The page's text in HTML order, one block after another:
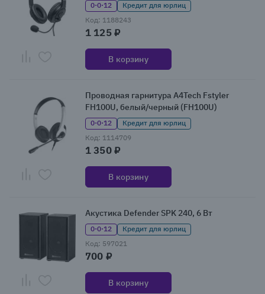
0·0·12
Кредит для юрлиц
Код: 1188243
1 125 ₽
В корзину
Проводная гарнитура A4Tech Fstyler
FH100U, белый/черный (FH100U)
0·0·12
Кредит для юрлиц
Код: 1114709
1 350 ₽
В корзину
Акустика Defender SPK 240, 6 Вт
0·0·12
Кредит для юрлиц
Код: 597021
700 ₽
В корзину